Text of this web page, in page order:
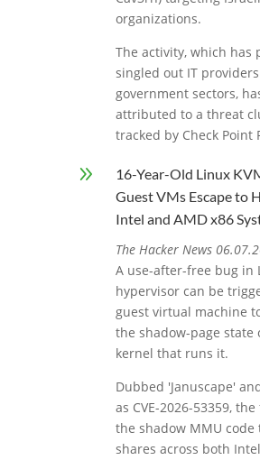
organizations.
The activity, which has
singled out IT
government sectors,
attributed to a threat
tracked by Check Point
9
16-Year-Old Linux
Guest VMs Escape to
Intel and AMD x86
The Hacker News
A use-after-free bug in
hypervisor can be
guest virtual machine
the shadow-page state
kernel that runs it.
Dubbed 'Januscape'
as CVE-2026-53359,
the shadow MMU code
shares across both